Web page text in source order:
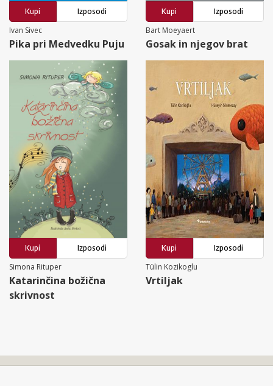
Kupi
Izposodi
Ivan Sivec
Pika pri Medvedku Puju
Kupi
Izposodi
Bart Moeyaert
Gosak in njegov brat
Kupi
Izposodi
Simona Rituper
Katarinčina božična
skrivnost
Kupi
Izposodi
Tülin Kozikoglu
Vrtiljak